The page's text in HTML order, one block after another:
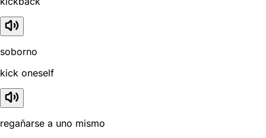
soborno
kick oneself
regañarse a uno mismo